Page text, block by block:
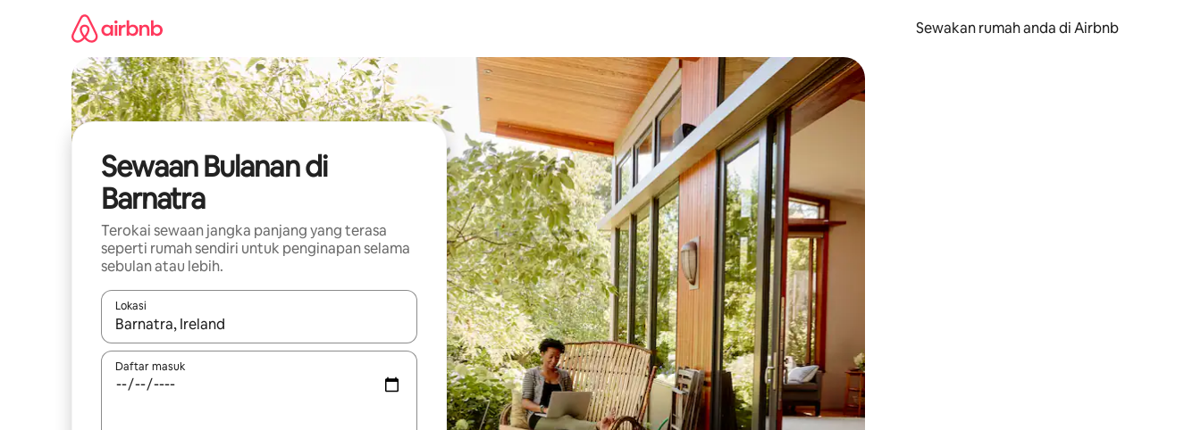
Sewakan rumah anda di Airbnb
Sewaan Bulanan di
Barnatra
Terokai sewaan jangka panjang yang terasa
seperti rumah sendiri untuk penginapan selama
sebulan atau lebih.
Lokasi
Apabila hasil tersedia, navigasi dengan kekunci anak panah atas dan bawah atau teroka dengan sentuhan atau gerak leret.
Daftar masuk